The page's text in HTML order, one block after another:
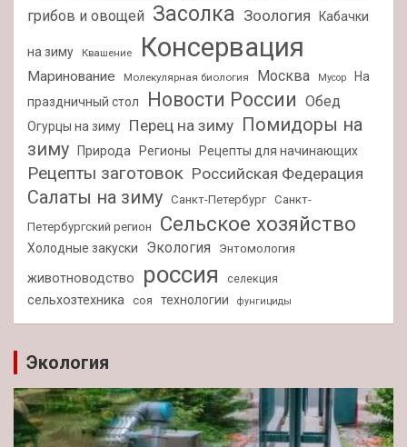
грибов и овощей Засолка Зоология Кабачки
на зиму Квашение Консервация
Маринование Молекулярная биология Москва Мусор
На
праздничный стол
Новости России Обед
Огурцы на зиму Перец на зиму Помидоры на
зиму
Природа Регионы Рецепты для начинающих
Рецепты заготовок Российская Федерация
Салаты на зиму Санкт-Петербург Санкт-
Петербургский регион
Сельское хозяйство
Холодные закуски Экология Энтомология
животноводство россия селекция
сельхозтехника соя технологии фунгициды
Экология